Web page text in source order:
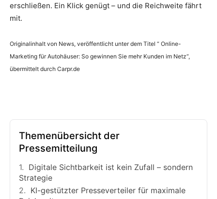
erschließen. Ein Klick genügt – und die Reichweite fährt
mit.
Originalinhalt von News, veröffentlicht unter dem Titel “ Online-
Marketing für Autohäuser: So gewinnen Sie mehr Kunden im Netz“,
übermittelt durch Carpr.de
Themenübersicht der
Pressemitteilung
Digitale Sichtbarkeit ist kein Zufall – sondern
Strategie
KI-gestützter Presseverteiler für maximale